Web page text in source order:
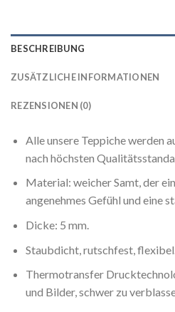
BESCHREIBUNG
ZUSÄTZLICHE INFORMATIONEN
REZENSIONEN (0)
Alle unsere Teppiche werden
nach höchsten
Material: weicher Samt, der
angenehmes Gefühl und eine
Dicke: 5 mm.
Staubdicht, rutschfest, flexibel.
Thermotransfer
und Bilder, schwer zu